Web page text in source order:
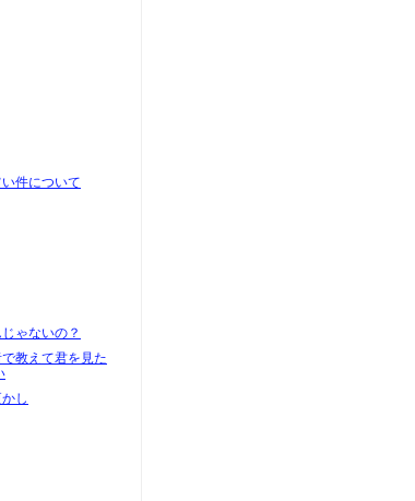
件について
ゃないの？
教えて君を見た
し